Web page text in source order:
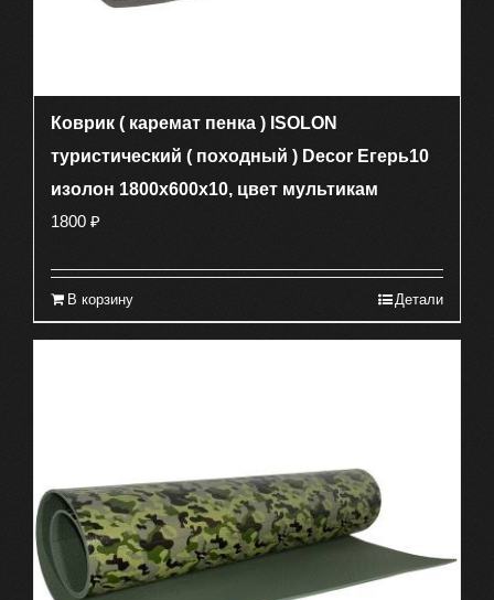
Коврик ( каремат пенка ) ISOLON
туристический ( походный ) Decor Егерь10
изолон 1800х600х10, цвет мультикам
1800 ₽
В корзину Детали